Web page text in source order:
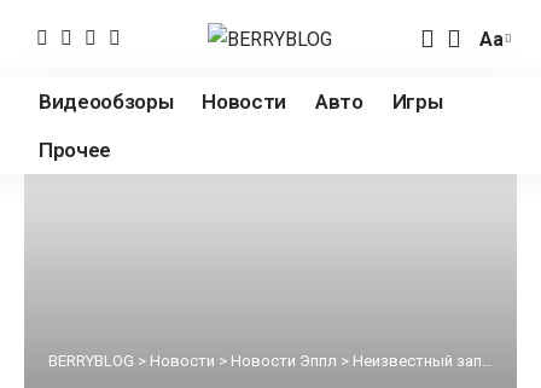
Аа
Видеообзоры Новости Авто
Игры
Прочее
BERRYBLOG > Новости > Новости Эппл > Неизвестный заплатил полмиллиона долларов за ланч с Тимом Куком